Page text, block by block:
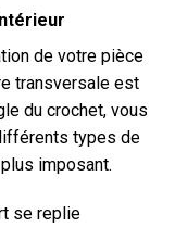
de votre pièce
transversale est
du crochet, vous
types de
imposant.
se replie